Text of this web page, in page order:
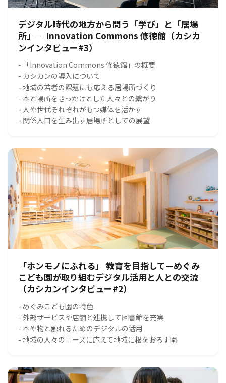
デジタル時代の地方から問う「学び」と「居場
所」― Innovation Commons 修徳館（カシカ
ンインタビュー#3）
- 「Innovation Commons 修徳館」の概要
- カシカンの導入について
- 地域の若者の課題にも応える居場所づくり
- 本と場所をきっかけとした人々との繋がり
- 人や世代それぞれがもつ媒体を活かす
- 関係人口を生み出す居場所としての展望
「ホンモノにふれる」 教育を目指して—めぐみ
こども園が取り組むデジタル活用と人との交流
（カシカンインタビュー#2）
- めぐみこども園の特色
- 外部サービスや店舗と連携して図書館を充実
- 本や物と触れるためのデジタルの活用
- 地域の人々のニーズに応えて地域に根をおろす園